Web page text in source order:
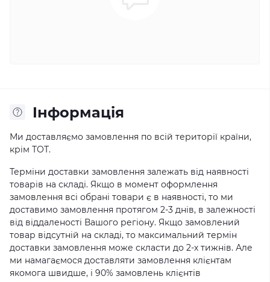
Iнформація
Ми доставляємо замовлення по всій території країни,
крім ТОТ.
Терміни доставки замовлення залежать від наявності
товарів на складі. Якщо в момент оформлення
замовлення всі обрані товари є в наявності, то ми
доставимо замовлення протягом 2-3 днів, в залежності
від віддаленості Вашого регіону. Якщо замовлений
товар відсутній на складі, то максимальний термін
доставки замовлення може скласти до 2-х тижнів. Але
ми намагаємося доставляти замовлення клієнтам
якомога швидше, і 90% замовлень клієнтів